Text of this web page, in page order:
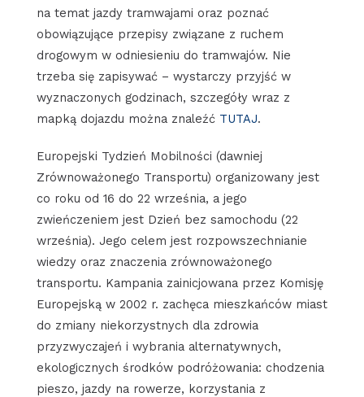
na temat jazdy tramwajami oraz poznać
obowiązujące przepisy związane z ruchem
drogowym w odniesieniu do tramwajów. Nie
trzeba się zapisywać – wystarczy przyjść w
wyznaczonych godzinach, szczegóły wraz z
mapką dojazdu można znaleźć TUTAJ.
Europejski Tydzień Mobilności (dawniej
Zrównoważonego Transportu) organizowany jest
co roku od 16 do 22 września, a jego
zwieńczeniem jest Dzień bez samochodu (22
września). Jego celem jest rozpowszechnianie
wiedzy oraz znaczenia zrównoważonego
transportu. Kampania zainicjowana przez Komisję
Europejską w 2002 r. zachęca mieszkańców miast
do zmiany niekorzystnych dla zdrowia
przyzwyczajeń i wybrania alternatywnych,
ekologicznych środków podróżowania: chodzenia
pieszo, jazdy na rowerze, korzystania z